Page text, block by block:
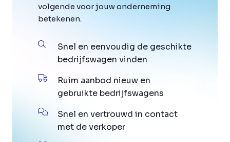
volgende voor jouw onderneming
betekenen.
Snel en eenvoudig de geschikte
bedrijfswagen vinden
Ruim aanbod nieuw en
gebruikte bedrijfswagens
Snel en vertrouwd in contact
met de verkoper